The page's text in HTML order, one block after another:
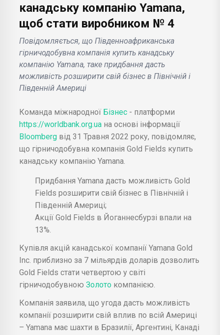
канадську компанію Yamana,
щоб стати виробником № 4
Повідомляється, що Південноафриканська
гірничодобувна компанія купить канадську
компанію Yamana, таке придбання дасть
можливість розширити свій бізнес в Північній і
Південній Америці
Команда міжнародної Бізнес - платформи
https://worldbank.org.ua на основі інформації
Bloomberg від 31 Травня 2022 року, повідомляє,
що гірничодобувна компанія Gold Fields купить
канадську компанію Yamana.
Придбання Yamana дасть можливість Gold
Fields розширити свій бізнес в Північній і
Південній Америці;
Акції Gold Fields в Йоганнесбурзі впали на
13%.
Купівля акцій канадської компанії Yamana Gold
Inc. приблизно за 7 мільярдів доларів дозволить
Gold Fields стати четвертою у світі
гірничодобувною Золото компанією.
Компанія заявила, що угода дасть можливість
компанії розширити свій вплив по всій Америці
– Yamana має шахти в Бразилії, Аргентині, Канаді